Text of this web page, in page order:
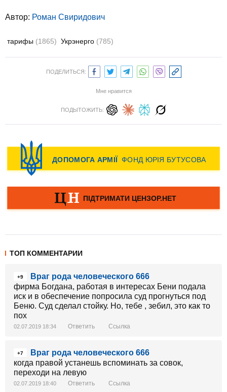
Автор: Роман Свиридович
тарифы (1865) Укрэнерго (785)
ПОДЕЛИТЬСЯ:
Мне нравится
ПОДЫТОЖИТЬ:
ТОП КОММЕНТАРИИ
+9
Враг рода человеческого 666
фирма Богдана, работая в интересах Бени подала
иск и в обеспечение попросила суд прогнуться под
Беню. Суд сделал стойку. Но, тебе , зебил, это как то
пох
02.07.2019 18:34 Ответить Ссылка
+7
Враг рода человеческого 666
когда правой устанешь вспоминать за совок,
переходи на левую
02.07.2019 18:40 Ответить Ссылка